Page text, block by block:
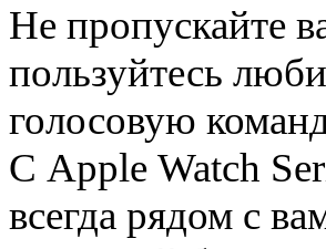
Не пропускайте
пользуйтесь
голосовую
С Apple Watch
всегда рядом с